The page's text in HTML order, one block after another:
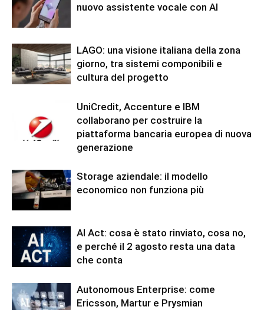
nuovo assistente vocale con AI
LAGO: una visione italiana della zona
giorno, tra sistemi componibili e
cultura del progetto
UniCredit, Accenture e IBM
collaborano per costruire la
piattaforma bancaria europea di nuova
generazione
Storage aziendale: il modello
economico non funziona più
AI Act: cosa è stato rinviato, cosa no,
e perché il 2 agosto resta una data
che conta
Autonomous Enterprise: come
Ericsson, Martur e Prysmian